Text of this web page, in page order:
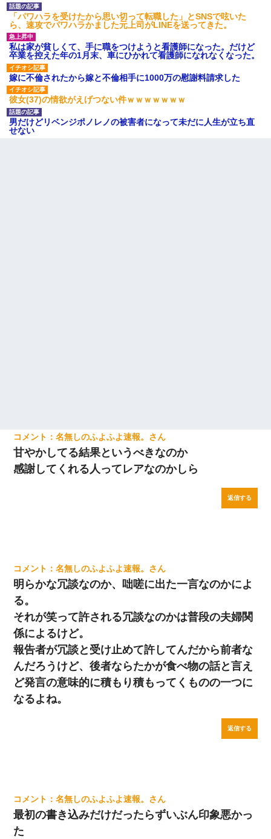
「パワハラを受けたから思い切って転職した」とSNSで呟いた
ら、速攻でパワハラかました元上司がLINEを送ってきた。
私は家が貧しくて、手に職をつけようと看護師になった。だけど
卒業を控えた年の1月末、車にひかれて看護師になれなくなった。
嫁に不倫されたから嫁と不倫相手に1000万の慰謝料請求した
彼女(37)の情欲がえげつない件ｗｗｗｗｗｗｗ
男だけどリベンジポノレノの被害者になって未だに人生が立ち直
せない
名無しのふよふよ速報。
甘やかしてる結果というべきなのか
感謝してくれる人ってレアなのかしら
返信する
名無しのふよふよ速報。
明らかな冗談なのか、咄嗟に出た一言なのかによ
る。
それが笑って許される冗談なのかは普段の夫婦関
係によるけど。
報告者が冗談と受け止めて許してんだから前者な
んだろうけど、後者ならたかが食べ物の話と言え
ど発言の意味的に積もり積もってくものの一つに
なるよね。
返信する
名無しのふよふよ速報。
最初の書き込みだけだったらずいぶん印象悪かっ
た